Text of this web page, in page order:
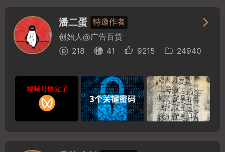
潘二蛋 特邀作者
创始人@广告百货
218
41 9215 24940